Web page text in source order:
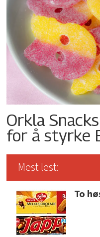
Orkla
for å styrke
Mest lest:
To